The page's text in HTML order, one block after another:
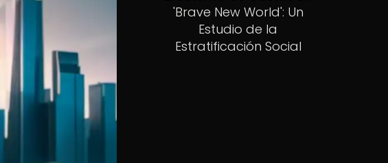
'Brave New World': Un
Estudio de la
Estratificación Social